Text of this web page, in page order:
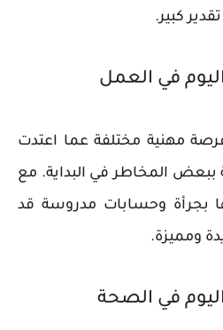
كبير.
في العمل
مهنية مختلفة عما اعتدت
ببعض المخاطر في البداية. مع
بجرأة وحسابات مدروسة قد
ومميزة.
في الصحة